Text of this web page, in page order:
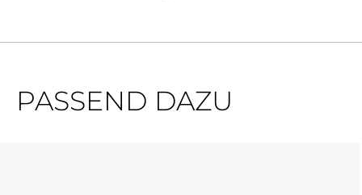
PASSEND DAZU